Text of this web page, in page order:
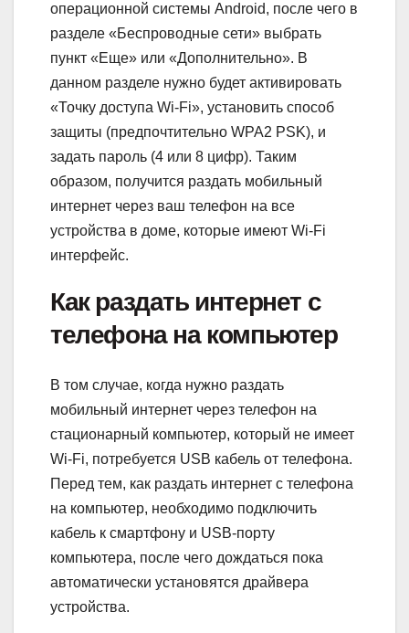
операционной системы Android, после чего в
разделе «Беспроводные сети» выбрать
пункт «Еще» или «Дополнительно». В
данном разделе нужно будет активировать
«Точку доступа Wi-Fi», установить способ
защиты (предпочтительно WPA2 PSK), и
задать пароль (4 или 8 цифр). Таким
образом, получится раздать мобильный
интернет через ваш телефон на все
устройства в доме, которые имеют Wi-Fi
интерфейс.
Как раздать интернет с
телефона на компьютер
В том случае, когда нужно раздать
мобильный интернет через телефон на
стационарный компьютер, который не имеет
Wi-Fi, потребуется USB кабель от телефона.
Перед тем, как раздать интернет с телефона
на компьютер, необходимо подключить
кабель к смартфону и USB-порту
компьютера, после чего дождаться пока
автоматически установятся драйвера
устройства.